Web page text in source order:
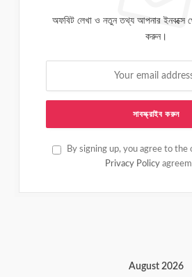
অফবিট লেখা ও নতুন তথ্য আপনার ইনবক্সে
করুন।
By signing up, you agree to the
Privacy Policy
August 2026